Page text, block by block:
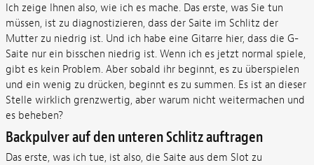
Ich zeige Ihnen also, wie ich es mache. Das erste, was Sie tun
müssen, ist zu diagnostizieren, dass der Saite im Schlitz der
Mutter zu niedrig ist. Und ich habe eine Gitarre hier, dass die G-
Saite nur ein bisschen niedrig ist. Wenn ich es jetzt normal spiele,
gibt es kein Problem. Aber sobald ihr beginnt, es zu überspielen
und ein wenig zu drücken, beginnt es zu summen. Es ist an dieser
Stelle wirklich grenzwertig, aber warum nicht weitermachen und
es beheben?
Backpulver auf den unteren Schlitz auftragen
Das erste, was ich tue, ist also, die Saite aus dem Slot zu